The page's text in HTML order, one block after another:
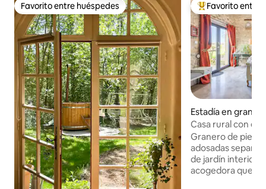
Favorito entre huéspedes
Favorito entre huéspedes Favorito entre
Favorito entre
Estadía en granja
et-Clotte
Casa rural con
spa privado
Granero de
adosadas
de jardín interior.
acogedora que le